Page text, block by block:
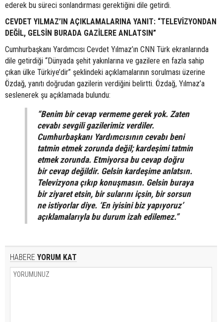
ederek bu süreci sonlandırması gerektiğini dile getirdi.
CEVDET YILMAZ’IN AÇIKLAMALARINA YANIT: “TELEVİZYONDAN
DEĞİL, GELSİN BURADA GAZİLERE ANLATSIN”
Cumhurbaşkanı Yardımcısı Cevdet Yılmaz’ın CNN Türk ekranlarında
dile getirdiği “Dünyada şehit yakınlarına ve gazilere en fazla sahip
çıkan ülke Türkiye’dir” şeklindeki açıklamalarının sorulması üzerine
Özdağ, yanıtı doğrudan gazilerin verdiğini belirtti. Özdağ, Yılmaz’a
seslenerek şu açıklamada bulundu:
“Benim bir cevap vermeme gerek yok. Zaten
cevabı sevgili gazilerimiz verdiler.
Cumhurbaşkanı Yardımcısının cevabı beni
tatmin etmek zorunda değil; kardeşimi tatmin
etmek zorunda. Etmiyorsa bu cevap doğru
bir cevap değildir. Gelsin kardeşime anlatsın.
Televizyona çıkıp konuşmasın. Gelsin buraya
bir ziyaret etsin, bir sularını içsin, bir sorsun
ne istiyorlar diye. ‘En iyisini biz yapıyoruz’
açıklamalarıyla bu durum izah edilemez.”
HABERE YORUM KAT